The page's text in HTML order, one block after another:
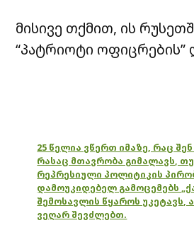
მისივე თქმით, ის
“პატრიოტი ოფიცრების”
25 წელია ვწერთ იმაზე, რაც
რასაც მთავრობა გიმალავს,
რეპრესიული პოლიტიკის
დამოუკიდებელ გამოცემებს
შემოსავლის წყაროს უკეტავს,
ვეღარ შევძლებთ.